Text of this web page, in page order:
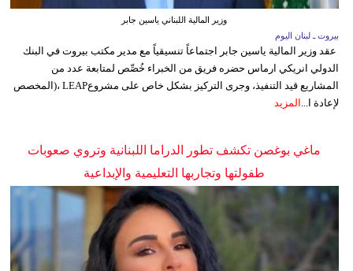
وزير المالية اللبناني ياسين جابر
بيروت ـ لبنان اليوم
عقد وزير المالية ياسين جابر اجتماعاً تنسيقياً مع مدير مكتب بيروت في البنك
الدولي انريكي ارماس حضره فريق من الخبراء خُصِّص لمتابعة عدد من
المشاريع قيد التنفيذ، وجرى التركيز بشكل خاص على مشروعLEAP ،(المخصص
لإعادة ا...
المزيد
ماغي بوغصن تكشف تطور الدراما اللبنانية وتروي صعوبات
طفولتها وتجاربها التعليمية والإبداعية